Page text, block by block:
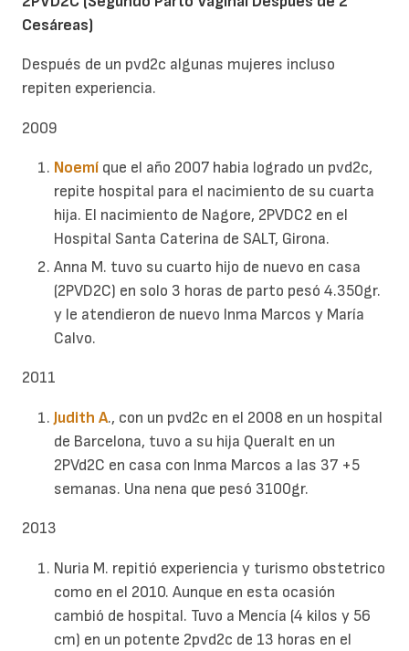
Cesáreas)
Después de un pvd2c algunas mujeres incluso
repiten experiencia.
2009
Noemí que el año 2007 habia logrado un pvd2c,
repite hospital para el nacimiento de su cuarta
hija. El nacimiento de Nagore, 2PVDC2 en el
Hospital Santa Caterina de SALT, Girona.
Anna M. tuvo su cuarto hijo de nuevo en casa
(2PVD2C) en solo 3 horas de parto pesó 4.350gr.
y le atendieron de nuevo Inma Marcos y María
Calvo.
2011
Judith A., con un pvd2c en el 2008 en un hospital
de Barcelona, tuvo a su hija Queralt en un
2PVd2C en casa con Inma Marcos a las 37 +5
semanas. Una nena que pesó 3100gr.
2013
Nuria M. repitió experiencia y turismo obstetrico
como en el 2010. Aunque en esta ocasión
cambió de hospital. Tuvo a Mencía (4 kilos y 56
cm) en un potente 2pvd2c de 13 horas en el